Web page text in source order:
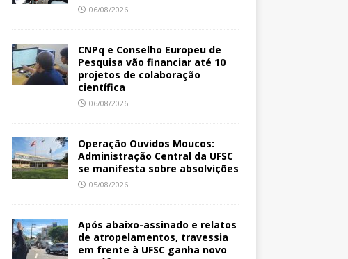
06/08/2026
CNPq e Conselho Europeu de
Pesquisa vão financiar até 10
projetos de colaboração
científica
06/08/2026
Operação Ouvidos Moucos:
Administração Central da UFSC
se manifesta sobre absolvições
05/08/2026
Após abaixo-assinado e relatos
de atropelamentos, travessia
em frente à UFSC ganha novo